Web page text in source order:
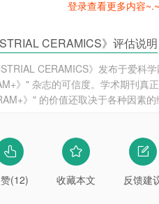
登录查看更多内容~.~
CERAMICS》评估说明
CERAMICS》发布于爱科
》" 杂志的可信度。学术期刊真
》" 的价值还取决于各种因素的
(12) 收藏本文 反馈建